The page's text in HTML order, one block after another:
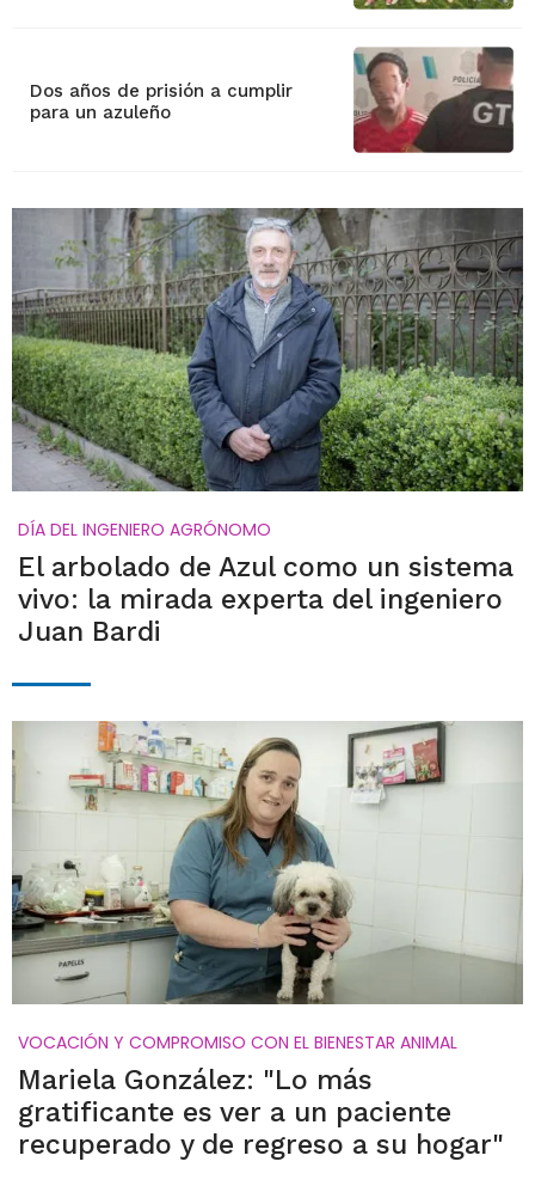
Dos años de prisión a cumplir
para un azuleño
DÍA DEL INGENIERO AGRÓNOMO
El arbolado de Azul como un sistema
vivo: la mirada experta del ingeniero
Juan Bardi
VOCACIÓN Y COMPROMISO CON EL BIENESTAR ANIMAL
Mariela González: "Lo más
gratificante es ver a un paciente
recuperado y de regreso a su hogar"